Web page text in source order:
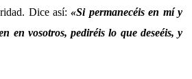
Dice así:«Si permanecéis en mí y
en vosotros, pediréis lo que deseéis, y